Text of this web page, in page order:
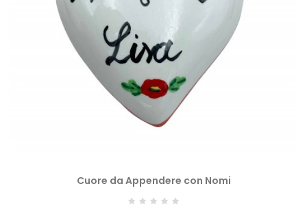
Cuore da Appendere con Nomi